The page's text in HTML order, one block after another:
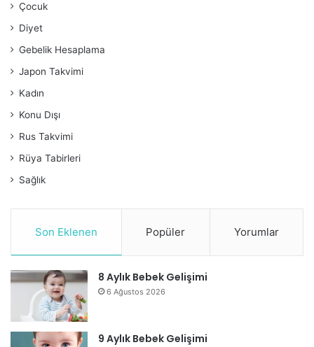
Çocuk
Diyet
Gebelik Hesaplama
Japon Takvimi
Kadın
Konu Dışı
Rus Takvimi
Rüya Tabirleri
Sağlık
Son Eklenen Popüler Yorumlar
8 Aylık Bebek Gelişimi
6 Ağustos 2026
9 Aylık Bebek Gelişimi